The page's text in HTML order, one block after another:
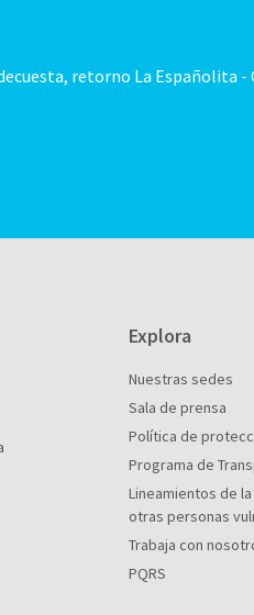
retorno La Españolita -
Explora
Nuestras sedes
Sala de prensa
Política de
Programa de
Lineamientos de
otras personas
Trabaja con
PQRS